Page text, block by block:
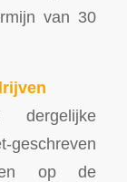
van 30
dergelijke
op de